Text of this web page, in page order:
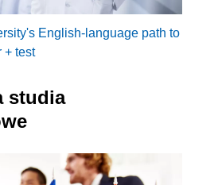
English-language path to
+ test
studia